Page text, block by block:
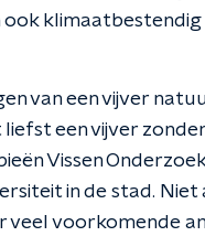
ook
van een vijver
een vijver
Vissen
in de stad.
voorkomende